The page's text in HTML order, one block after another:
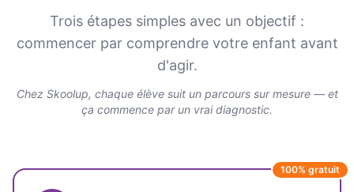
Trois étapes simples avec un objectif :
commencer par comprendre votre enfant avant
d'agir.
Chez Skoolup, chaque élève suit un parcours sur mesure — et
ça commence par un vrai diagnostic.
100% gratuit